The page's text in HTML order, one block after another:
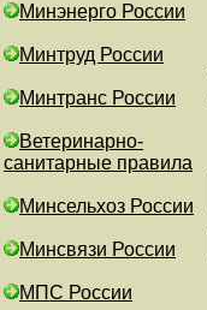
Минэнерго России
Минтруд России
Минтранс России
Ветеринарно-
санитарные правила
Минсельхоз России
Минсвязи России
МПС России